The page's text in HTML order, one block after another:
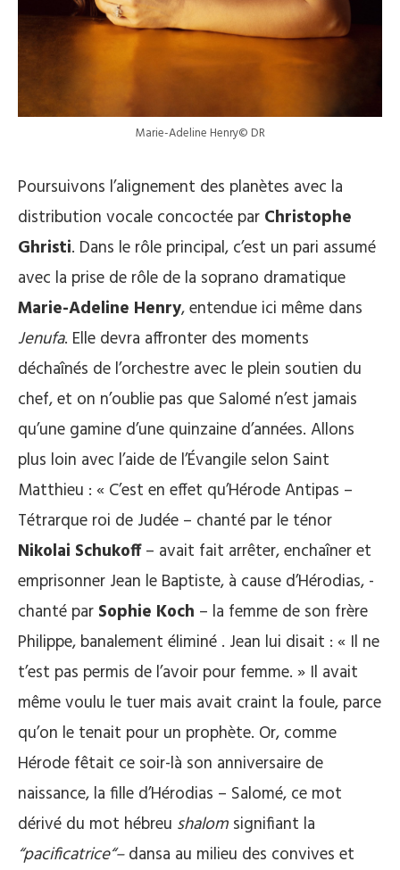
Marie-Adeline Henry© DR
Poursuivons l’alignement des planètes avec la
distribution vocale concoctée par Christophe
Ghristi. Dans le rôle principal, c’est un pari assumé
avec la prise de rôle de la soprano dramatique
Marie-Adeline Henry, entendue ici même dans
Jenufa. Elle devra affronter des moments
déchaînés de l’orchestre avec le plein soutien du
chef, et on n’oublie pas que Salomé n’est jamais
qu’une gamine d’une quinzaine d’années. Allons
plus loin avec l’aide de l’Évangile selon Saint
Matthieu : « C’est en effet qu’Hérode Antipas –
Tétrarque roi de Judée – chanté par le ténor
Nikolai Schukoff– avait fait arrêter, enchaîner et
emprisonner Jean le Baptiste, à cause d’Hérodias, -
chanté par Sophie Koch – la femme de son frère
Philippe, banalement éliminé . Jean lui disait : « Il ne
t’est pas permis de l’avoir pour femme. » Il avait
même voulu le tuer mais avait craint la foule, parce
qu’on le tenait pour un prophète. Or, comme
Hérode fêtait ce soir-là son anniversaire de
naissance, la fille d’Hérodias – Salomé, ce mot
dérivé du mot hébreu shalom signifiant la
“pacificatrice“–dansa au milieu des convives et